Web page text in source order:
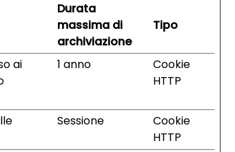
Durata
massima di
archiviazione
Tipo
ai
1 anno
Cookie
HTTP
Sessione
Cookie
HTTP